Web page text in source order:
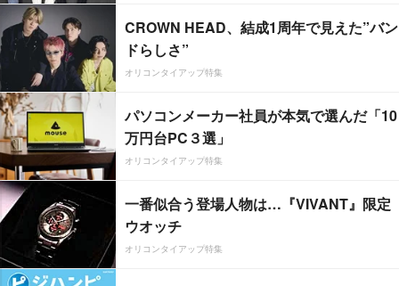
CROWN HEAD、結成1周年で見えた”バン
ドらしさ”
オリコンタイアップ特集
パソコンメーカー社員が本気で選んだ「10
万円台PC３選」
オリコンタイアップ特集
一番似合う登場人物は…『VIVANT』限定
ウオッチ
オリコンタイアップ特集